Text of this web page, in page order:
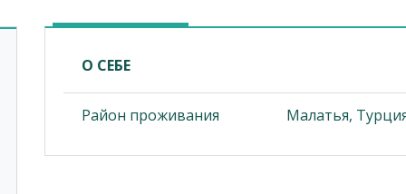
О СЕБЕ
Район проживания Малатья,